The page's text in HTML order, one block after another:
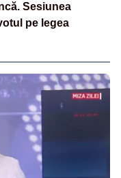
Sesiunea
pe legea